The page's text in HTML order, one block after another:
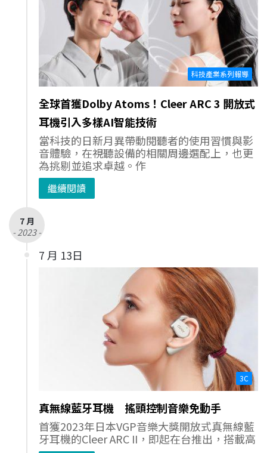
科技產業系列報導
全球首獲Dolby Atoms！Cleer ARC 3 開放式
耳機引入多樣AI智能技術
當科技的日新月異帶動閱聽者的使用習慣與影
音體驗，在視聽設備的相關周邊選配上，也更
為挑剔並追求卓越。作
繼續閱讀
7 月
- 2023 -
7 月 13日
3C
真無線藍牙耳機 搖頭控制音樂免動手
首獲2023年日本VGP音樂大獎開放式真無線藍
牙耳機的Cleer ARC II，即起在台推出，搭載高